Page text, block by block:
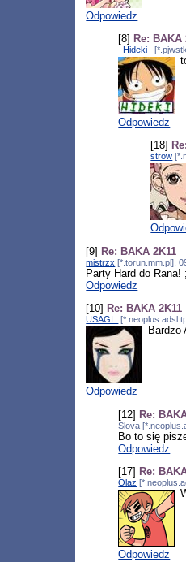
Odpowiedz
[8] Re: BAKA
_Hideki_
Odpowiedz
[18]
strow
[9] Re: BAKA 2K11
mistrzx [*.torun.mm.pl],
Party Hard do Rana!
Odpowiedz
[10] Re: BAKA 2K11
USAGI_
Bardzo
Odpowiedz
[12] Re:
Slova
Bo to się
Odpowiedz
[17] Re:
Olaz
Odpowiedz